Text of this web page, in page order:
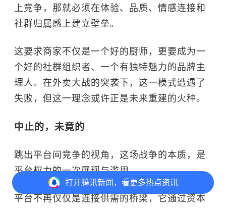
上竞争，那就必须在体验、品质、情感连接和
社群归属感上建立壁垒。
这要求商家不仅是一个好的厨师，更要成为一
个好的社群组织者、一个有独特魅力的品牌主
理人。在外卖大战的突袭下，这一模式遭遇了
失败，但这一理念或许正是未来重建的火种。
中止的，未竟的
跳出平台间竞争的视角，这场战争的本质，是
平台权力的一次展现与滥用。
平台不再仅仅是连接供需的桥梁，它通过资本
打开腾讯新闻，看更多热点资讯